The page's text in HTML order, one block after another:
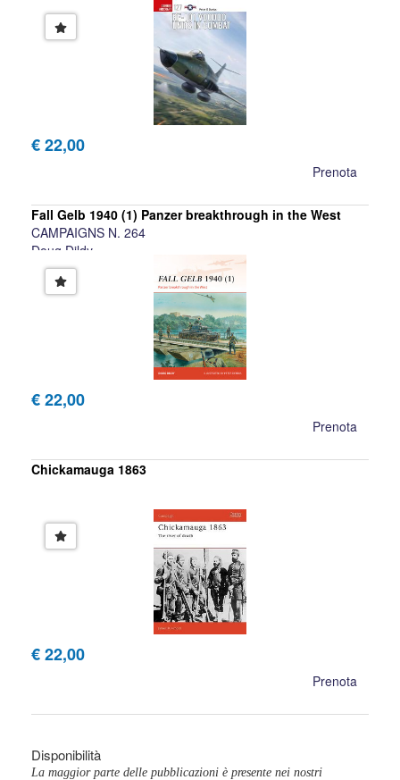
€ 22,00
Prenota
Fall Gelb 1940 (1) Panzer breakthrough in the West
CAMPAIGNS N. 264
Doug Dildy
€ 22,00
Prenota
Chickamauga 1863
€ 22,00
Prenota
Disponibilità
La maggior parte delle pubblicazioni è presente nei nostri